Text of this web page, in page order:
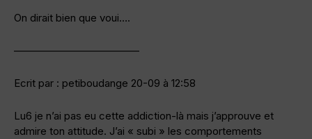
On dirait bien que voui….
————————————
Ecrit par : petiboudange 20-09 à 12:58
Lu6 je n’ai pas eu cette addiction-là mais j’approuve et
admire ton attitude. J’ai « subi » les comportements